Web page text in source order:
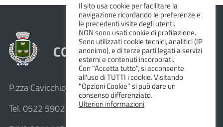
COMUNE DI ALBINEA
P.zza Cavicchioni, 8 – 42020 Albinea (R.E.)
Tel. 0522 590211 – Fax 0522 590236
Il sito usa cookie per facilitare la
navigazione ricordando le preferenze e
le precedenti visite degli utenti.
NON sono usati cookie di profilazione.
Sono utilizzati cookie tecnici, analitici (IP
anonimo), e di terze parti legati a servizi
esterni e contenuti incorporati.
Con "Accetta tutto", si acconsente
all'uso di TUTTI i cookie. Visitando
"Opzioni Cookie" si può dare un
consenso differenziato.
Ulteriori informazioni